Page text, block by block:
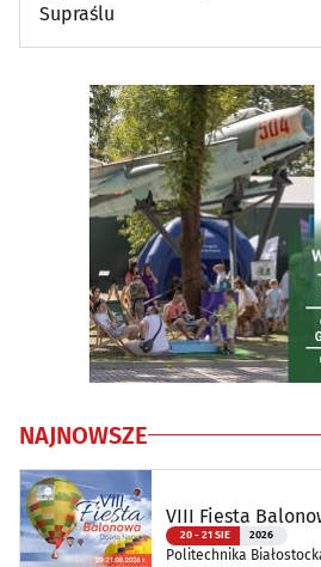
Supraślu
NAJNOWSZE
VIII Fiesta
20 - 21 SIE 2026
Politechnika